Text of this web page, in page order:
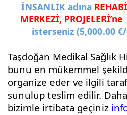
İNSANLIK adına
MERKEZİ, PROJELERİ’ne
isterseniz (5,000.00 €/
Taşdoǧan Medikal Saǧlık
bunu en mükemmel
organize eder ve ilgili
sunulup teslim edilir.
bizimle irtibata geçiniz